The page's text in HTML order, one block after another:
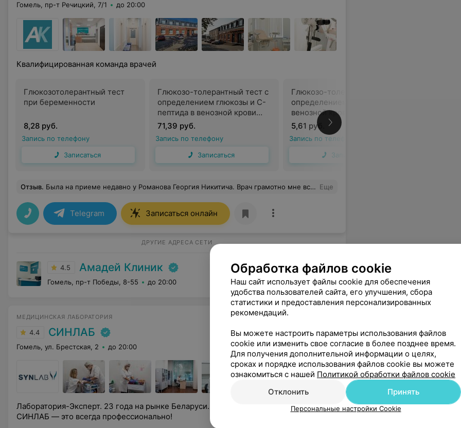
Гомель, пр-т Речицкий, 7/1 до 20:00
Квалифицированная команда врачей
Глюкозотолерантный тест
при беременности
8,28 руб.
Запись по телефону
Записаться
Глюкозо-толерантный тест с
определением глюкозы и С-
пептида в венозной крови
натощак и после нагрузки
через 2 часа
71,39 руб.
Запись по телефону
Записаться
Глюкозо-толерантный тест с
определением глюкозы в
венозной крови натощак и
после нагрузки через 2 часа
5,61 руб.
Запись по телефону
Записаться
Отзыв. Была на приеме недавно у Романова Георгия Никитича. Врач грамотно мне все объяснил и рассказал по поводу моей ситуации, я была приятно удивлена такому подходу к пациенту. Буду обращаться еще раз. Квалифицированный специалист и очень приятный доктор. Осталась под приятным впечатлением. Рекомендую. Еще
Telegram Записаться онлайн
ДРУГИЕ АДРЕСА СЕТИ
4.5 Амадей Клиник
Гомель, пр-т Победы, 8-55 до 20:00
МЕДИЦИНСКАЯ ЛАБОРАТОРИЯ
4.4 СИНЛАБ
Гомель, ул. Брестская, 2 до 20:00
Лаборатория-Эксперт. 23 года на рынке Беларуси. Анализы и консультации в
СИНЛАБ — это всегда профессионально!
Обработка файлов cookie
Наш сайт использует файлы cookie для обеспечения
удобства пользователей сайта, его улучшения, сбора
статистики и предоставления персонализированных
рекомендаций.
Вы можете настроить параметры использования файлов
cookie или изменить свое согласие в более позднее время.
Для получения дополнительной информации о целях,
сроках и порядке использования файлов cookie вы можете
ознакомиться с нашей Политикой обработки файлов cookie
Отклонить
Принять
Персональные настройки Cookie